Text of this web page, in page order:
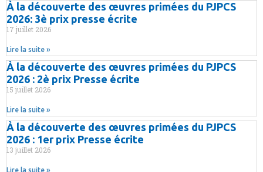
À la découverte des œuvres primées du PJPCS
2026: 3è prix presse écrite
17 juillet 2026
Lire la suite »
À la découverte des œuvres primées du PJPCS
2026 : 2è prix Presse écrite
15 juillet 2026
Lire la suite »
À la découverte des œuvres primées du PJPCS
2026 : 1er prix Presse écrite
13 juillet 2026
Lire la suite »